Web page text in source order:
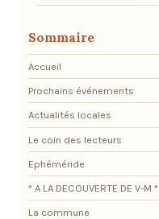
Sommaire
Accueil
Prochains événements
Actualités locales
Le coin des lecteurs
Ephéméride
* A LA DECOUVERTE DE V-M *
La commune